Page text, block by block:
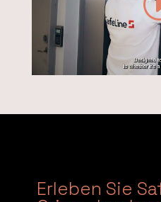
Erleben Sie